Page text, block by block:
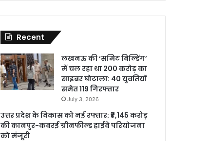
Recent
लखनऊ की ‘समिट बिल्डिंग’
में चल रहा था 200 करोड़ का
साइबर घोटाला: 40 युवतियों
समेत 119 गिरफ्तार
July 3, 2026
उत्तर प्रदेश के विकास को नई रफ्तार: ₹7,145 करोड़
की कानपुर-कबरई ग्रीनफील्ड हाईवे परियोजना
को मंजूरी